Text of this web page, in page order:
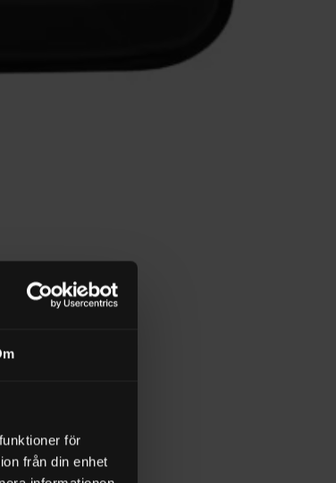
för
från din enhet